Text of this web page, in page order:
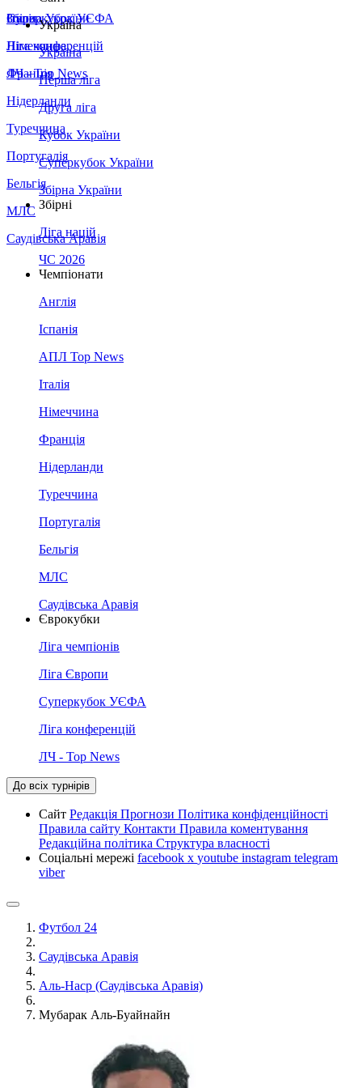
Збірна України
Італія
Німеччина
Франція
Нідерланди
Туреччина
Португалія
Бельгія
МЛС
Саудівська Аравія
Суперкубок УЄФА
Ліга конференцій
ЛЧ - Top News
Україна
Україна
Перша ліга
Друга ліга
Кубок України
Суперкубок України
Збірна України
Збірні
Ліга націй
ЧС 2026
Чемпіонати
Англія
Іспанія
АПЛ Top News
Італія
Німеччина
Франція
Нідерланди
Туреччина
Португалія
Бельгія
МЛС
Саудівська Аравія
Єврокубки
Ліга чемпіонів
Ліга Європи
Суперкубок УЄФА
Ліга конференцій
ЛЧ - Top News
До всіх турнірів
Сайт Редакція Прогнози Політика конфіденційності
Правила сайту Контакти Правила коментування
Редакційна політика Структура власності
Соціальні мережі facebook x youtube instagram telegram
viber
Футбол 24
Саудівська Аравія
Аль-Наср (Саудівська Аравія)
Мубарак Аль-Буайнайн